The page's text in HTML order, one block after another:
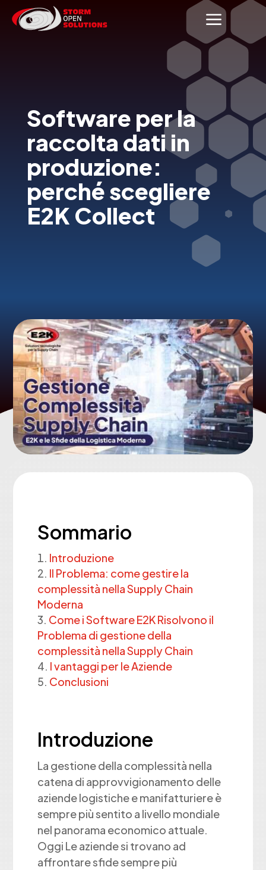
a
Software per la
raccolta dati in
produzione:
perché scegliere
E2K Collect
Sommario
Introduzione
Il Problema: come gestire la
complessità nella Supply Chain
Moderna
Come i Software E2K Risolvono il
Problema di gestione della
complessità nella Supply Chain
I vantaggi per le Aziende
Conclusioni
Introduzione
La gestione della complessità nella
catena di approvvigionamento delle
aziende logistiche e manifatturiere è
sempre più sentito a livello mondiale
nel panorama economico attuale.
Oggi Le aziende si trovano ad
affrontare sfide sempre più